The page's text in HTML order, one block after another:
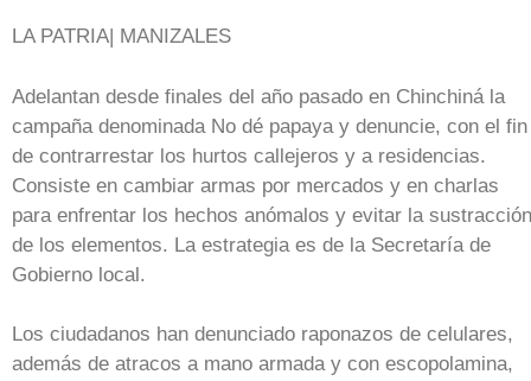
LA PATRIA| MANIZALES
Adelantan desde finales del año pasado en Chinchiná la
campaña denominada No dé papaya y denuncie, con el fin
de contrarrestar los hurtos callejeros y a residencias.
Consiste en cambiar armas por mercados y en charlas
para enfrentar los hechos anómalos y evitar la sustracción
de los elementos. La estrategia es de la Secretaría de
Gobierno local.
Los ciudadanos han denunciado raponazos de celulares,
además de atracos a mano armada y con escopolamina,